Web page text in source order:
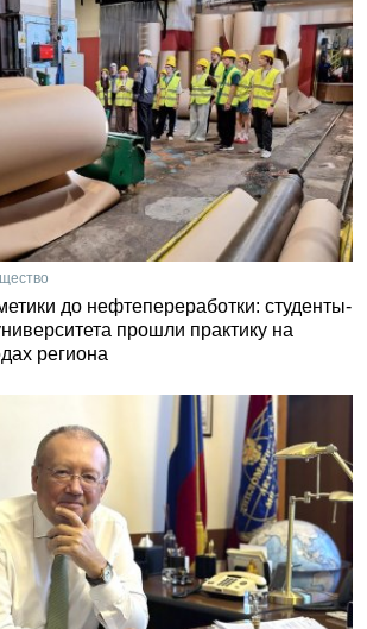
до нефтепереработки: студенты-
прошли практику на
региона